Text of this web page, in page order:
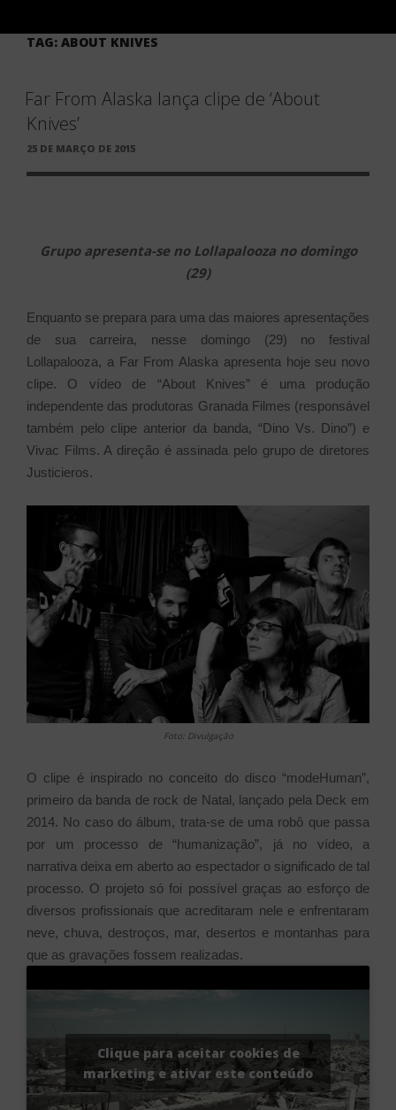
TAG: ABOUT KNIVES
Far From Alaska lança clipe de ‘About
Knives’
PUBLICADO
25 DE MARÇO DE 2015
Grupo apresenta-se no Lollapalooza no domingo
(29)
Enquanto se prepara para uma das maiores apresentações
de sua carreira, nesse domingo (29) no festival
Lollapalooza, a Far From Alaska apresenta hoje seu novo
clipe. O vídeo de “About Knives” é uma produção
independente das produtoras Granada Filmes (responsável
também pelo clipe anterior da banda, “Dino Vs. Dino”) e
Vivac Films. A direção é assinada pelo grupo de diretores
Justicieros.
Foto: Divulgação
O clipe é inspirado no conceito do disco “modeHuman”,
primeiro da banda de rock de Natal, lançado pela Deck em
2014. No caso do álbum, trata-se de uma robô que passa
por um processo de “humanização”, já no vídeo, a
narrativa deixa em aberto ao espectador o significado de tal
processo. O projeto só foi possível graças ao esforço de
diversos profissionais que acreditaram nele e enfrentaram
neve, chuva, destroços, mar, desertos e montanhas para
que as gravações fossem realizadas.
Clique para aceitar cookies de
marketing e ativar este conteúdo